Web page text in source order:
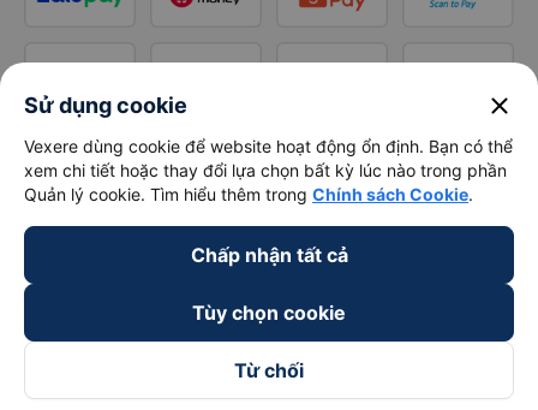
Sử dụng cookie close
Vexere dùng cookie để website hoạt động ổn định. Bạn có thể
xem chi tiết hoặc thay đổi lựa chọn bất kỳ lúc nào trong phần
Quản lý cookie. Tìm hiểu thêm trong Chính sách Cookie.
Chấp nhận tất cả
Tùy chọn cookie
Từ chối